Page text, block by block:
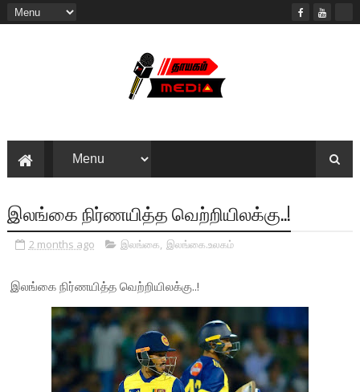
இலங்கை நிர்ணயித்த வெற்றியிலக்கு..!
2 months ago இலங்கை, இலங்கை.உலகம்
இலங்கை நிர்ணயித்த வெற்றியிலக்கு..!